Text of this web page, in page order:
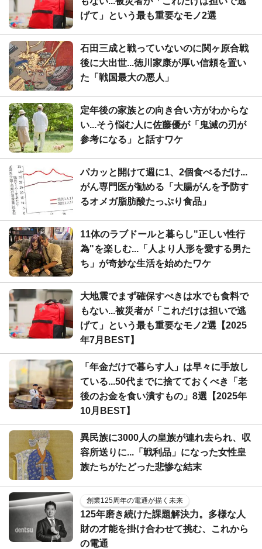
げて」という最も重要なモノ2選
石田三成と戦っていないのに関ヶ原合戦
後に大出世...徳川家康が厚い信頼を置い
た「戦国最大の悪人」
定年後の家族との向き合い方がわからな
い...そう悩む人に佐藤優が「鬼滅の刃が
参考になる」と話すワケ
パカッと開けて週に1、2個食べるだけ...
がん専門医が勧める「大腸がんを予防す
るオメガ脂肪酸たっぷり食品」
11体のラブドールと暮らし"正しい性行
為"を楽しむ...「人より人形を愛する男た
ち」が奇妙な生活を始めたワケ
大地震でまず確保すべきは水でも食料で
もない...被災者が「これだけは担いで逃
げて」という最も重要なモノ2選【2025
年7月BEST】
「年金だけで暮らす人」は早々に手放し
ている...50代までに捨てておくべき「老
後のお金を食い潰すもの」8選【2025年
10月BEST】
異民族に3000人の皇族が連れ去られ、収
容所送りに...「戦利品」になった女性皇
族たちがたどった悲惨な結末
創業125周年の電通が描く未来
125年磨き続けた課題解決力。多様な人
財の才能を掛け合わせて挑む、これから
の電通